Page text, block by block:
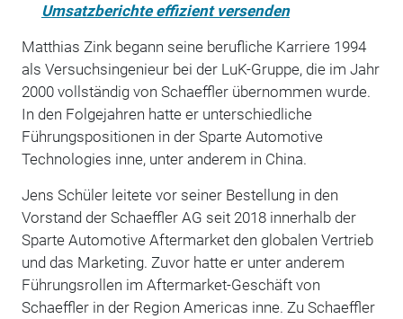
Umsatzberichte effizient versenden
Matthias Zink begann seine berufliche Karriere 1994
als Versuchsingenieur bei der LuK-Gruppe, die im Jahr
2000 vollständig von Schaeffler übernommen wurde.
In den Folgejahren hatte er unterschiedliche
Führungspositionen in der Sparte Automotive
Technologies inne, unter anderem in China.
Jens Schüler leitete vor seiner Bestellung in den
Vorstand der Schaeffler AG seit 2018 innerhalb der
Sparte Automotive Aftermarket den globalen Vertrieb
und das Marketing. Zuvor hatte er unter anderem
Führungsrollen im Aftermarket-Geschäft von
Schaeffler in der Region Americas inne. Zu Schaeffler